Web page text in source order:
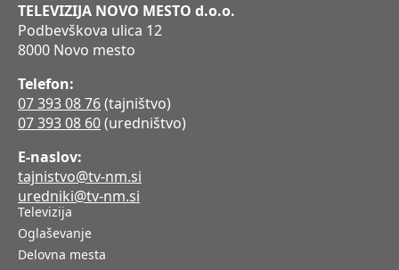
TELEVIZIJA NOVO MESTO d.o.o.
Podbevškova ulica 12
8000 Novo mesto
Telefon:
07 393 08 76(tajništvo)
07 393 08 60(uredništvo)
E-naslov:
tajnistvo@tv-nm.si
uredniki@tv-nm.si
Televizija
Oglaševanje
Delovna mesta